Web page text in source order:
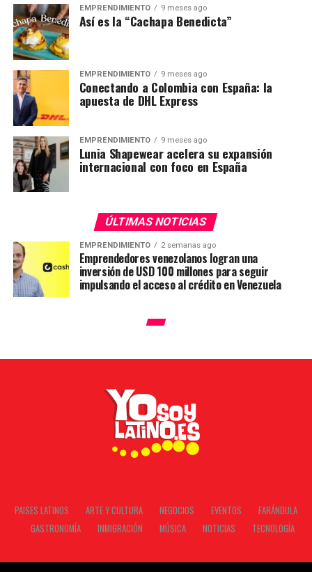
EMPRENDIMIENTO 9 meses ago
Así es la “Cachapa Benedicta”
EMPRENDIMIENTO 9 meses ago
Conectando a Colombia con España: la
apuesta de DHL Express
EMPRENDIMIENTO 9 meses ago
Lunia Shapewear acelera su expansión
internacional con foco en España
ÚLTIMAS NOTICIAS
EMPRENDIMIENTO 2 semanas ago
Emprendedores venezolanos logran una
inversión de USD 100 millones para seguir
impulsando el acceso al crédito en Venezuela
PAISES LATINOS ARTE Y CULTURA NEGOCIOS EVENTOS
FARÁNDULA
GASTRONOMÍA
INMIGRACIÓN MÚSICA NOTICIAS TECNOLOGÍA